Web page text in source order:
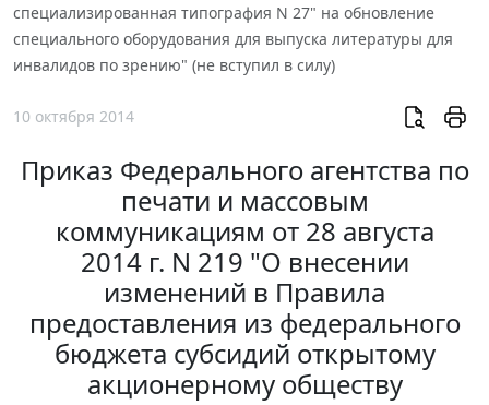
специализированная типография N 27" на обновление
специального оборудования для выпуска литературы для
инвалидов по зрению" (не вступил в силу)
10 октября 2014
Приказ Федерального агентства по
печати и массовым
коммуникациям от 28 августа
2014 г. N 219 "О внесении
изменений в Правила
предоставления из федерального
бюджета субсидий открытому
акционерному обществу